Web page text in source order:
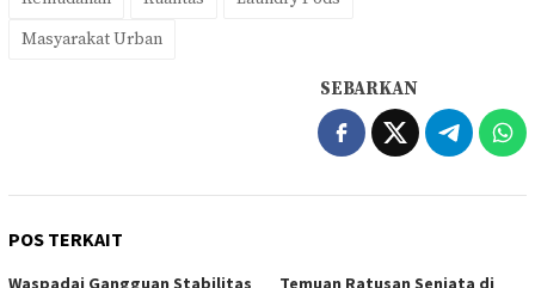
Masyarakat Urban
SEBARKAN
POS TERKAIT
Waspadai Gangguan Stabilitas
Temuan Ratusan Senjata di